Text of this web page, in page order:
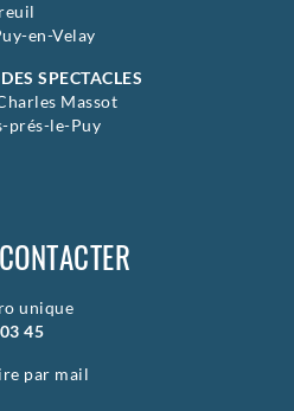
en-Velay
SPECTACLES
Massot
prés-le-Puy
unique
45
par mail